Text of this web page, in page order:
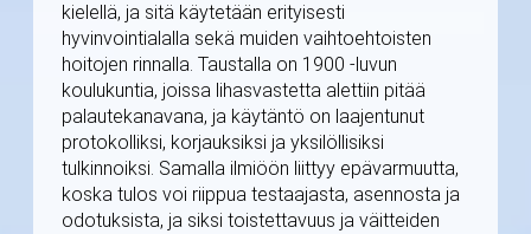
kielellä, ja sitä käytetään erityisesti
hyvinvointialalla sekä muiden vaihtoehtoisten
hoitojen rinnalla. Taustalla on 1900 -luvun
koulukuntia, joissa lihasvastetta alettiin pitää
palautekanavana, ja käytäntö on laajentunut
protokolliksi, korjauksiksi ja yksilöllisiksi
tulkinnoiksi. Samalla ilmiöön liittyy epävarmuutta,
koska tulos voi riippua testaajasta, asennosta ja
odotuksista, ja siksi toistettavuus ja väitteiden